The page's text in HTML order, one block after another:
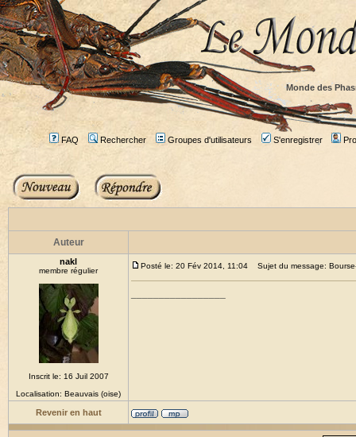
Monde des
FAQ Rechercher Groupes d'utilisateurs S'enregistrer
Auteur
nakl
membre régulier
Inscrit le: 16 Juil 2007
Localisation: Beauvais (oise)
Posté le: 20 Fév 2014, 11:04 Sujet du message:
Revenir en haut